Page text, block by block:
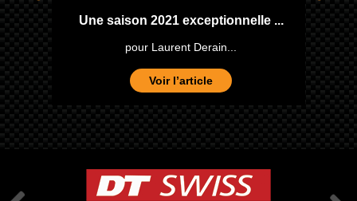
Une saison 2021 exceptionnelle ...
pour Laurent Derain...
Voir l’article